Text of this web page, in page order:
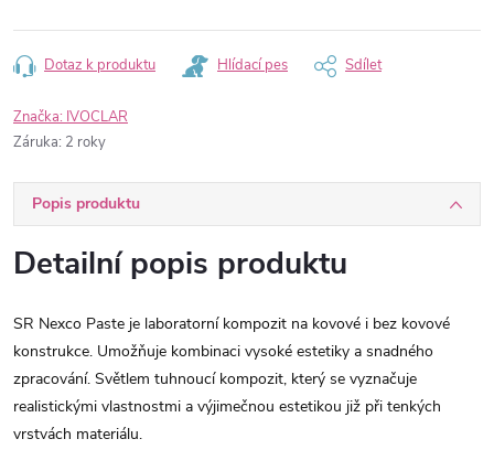
Dotaz k produktu Hlídací pes Sdílet
Značka: IVOCLAR
Záruka: 2 roky
Popis produktu
Detailní popis produktu
SR Nexco Paste je laboratorní kompozit na kovové i bez kovové
konstrukce. Umožňuje kombinaci vysoké estetiky a snadného
zpracování. Světlem tuhnoucí kompozit, který se vyznačuje
realistickými vlastnostmi a výjimečnou estetikou již při tenkých
vrstvách materiálu.